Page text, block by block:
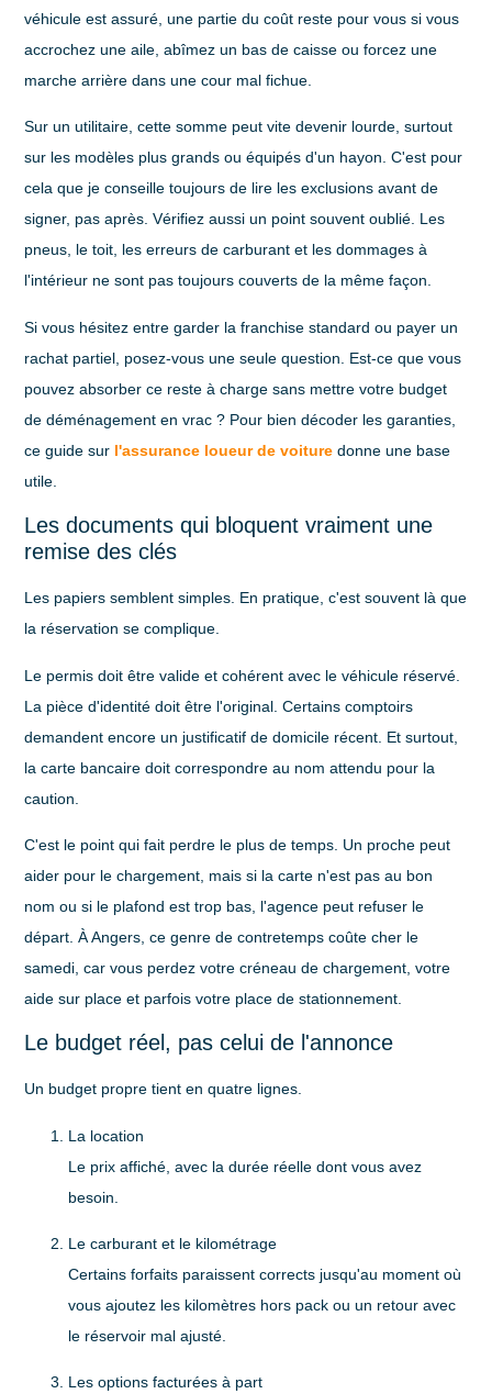
véhicule est assuré, une partie du coût reste pour vous si vous
accrochez une aile, abîmez un bas de caisse ou forcez une
marche arrière dans une cour mal fichue.
Sur un utilitaire, cette somme peut vite devenir lourde, surtout
sur les modèles plus grands ou équipés d'un hayon. C'est pour
cela que je conseille toujours de lire les exclusions avant de
signer, pas après. Vérifiez aussi un point souvent oublié. Les
pneus, le toit, les erreurs de carburant et les dommages à
l'intérieur ne sont pas toujours couverts de la même façon.
Si vous hésitez entre garder la franchise standard ou payer un
rachat partiel, posez-vous une seule question. Est-ce que vous
pouvez absorber ce reste à charge sans mettre votre budget
de déménagement en vrac ? Pour bien décoder les garanties,
ce guide sur l'assurance loueur de voiture donne une base
utile.
Les documents qui bloquent vraiment une
remise des clés
Les papiers semblent simples. En pratique, c'est souvent là que
la réservation se complique.
Le permis doit être valide et cohérent avec le véhicule réservé.
La pièce d'identité doit être l'original. Certains comptoirs
demandent encore un justificatif de domicile récent. Et surtout,
la carte bancaire doit correspondre au nom attendu pour la
caution.
C'est le point qui fait perdre le plus de temps. Un proche peut
aider pour le chargement, mais si la carte n'est pas au bon
nom ou si le plafond est trop bas, l'agence peut refuser le
départ. À Angers, ce genre de contretemps coûte cher le
samedi, car vous perdez votre créneau de chargement, votre
aide sur place et parfois votre place de stationnement.
Le budget réel, pas celui de l'annonce
Un budget propre tient en quatre lignes.
La location
Le prix affiché, avec la durée réelle dont vous avez
besoin.
Le carburant et le kilométrage
Certains forfaits paraissent corrects jusqu'au moment où
vous ajoutez les kilomètres hors pack ou un retour avec
le réservoir mal ajusté.
Les options facturées à part